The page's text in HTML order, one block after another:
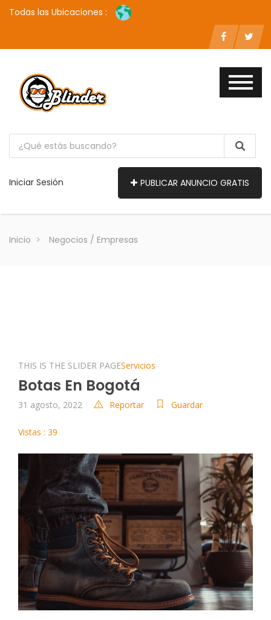
Todas las Ubicaciones :
Iniciar Sesión PUBLICAR ANUNCIO GRATIS
Inicio Negocios / Empresas
THIS IS THE SLIDER PAGEServicios
Botas En Bogotá
31 agosto, 2022 Reportar Guardar
Vistas : 39